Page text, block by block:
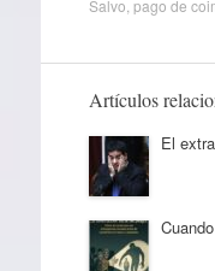
Salvo pago de
Artículos
El